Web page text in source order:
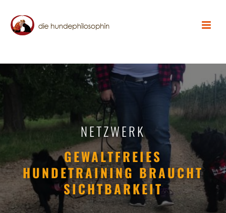
NETZWERK
GEWALTFREIES
HUNDETRAINING BRAUCHT
SICHTBARKEIT